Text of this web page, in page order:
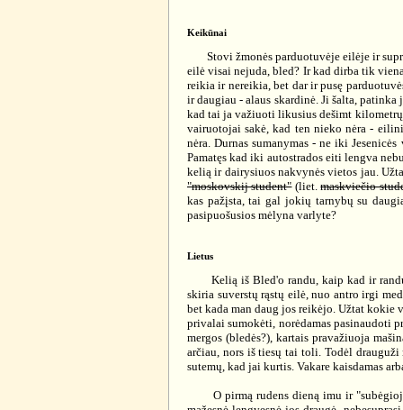
Keikūnai
Stovi žmonės parduotuvėje eilėje ir
eilė visai nejuda, bled? Ir kad dirba tik
reikia ir nereikia, bet dar ir pusę
ir daugiau - alaus skardinė. Ji šalta,
kad tai ja važiuoti likusius dešimt kilometrų
vairuotojai sakė, kad ten nieko nėra -
nėra. Durnas sumanymas - ne iki
Pamatęs kad iki autostrados eiti lengva
kelią ir dairysiuos nakvynės vietos jau.
"moskovskij student"(liet.maskviečio
kas pažįsta, tai gal jokių tarnybų su
pasipuošusios mėlyna varlyte?
Lietus
Kelią iš Bled'o randu, kaip kad ir randu
skiria suverstų rąstų eilė, nuo antro irgi
bet kada man daug jos reikėjo. Užtat
privalai sumokėti, norėdamas pasinaudoti
mergos (bledės?), kartais pravažiuoja
arčiau, nors iš tiesų tai toli. Todėl
sutemų, kad jai kurtis. Vakare kaisdamas
O pirmą rudens dieną imu ir